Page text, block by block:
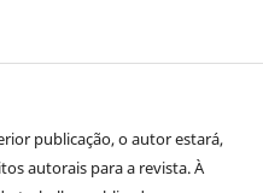
publicação, o autor estará,
autorais para a revista. À